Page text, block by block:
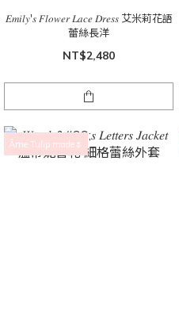
𝐸𝑚𝑖𝑙𝑦'𝑠 𝐹𝑙𝑜𝑤𝑒𝑟 𝐿𝑎𝑐𝑒 𝐷𝑟𝑒𝑠𝑠 艾米莉花語
蕾絲長洋
NT$2,480
Âme Tulip made🌷